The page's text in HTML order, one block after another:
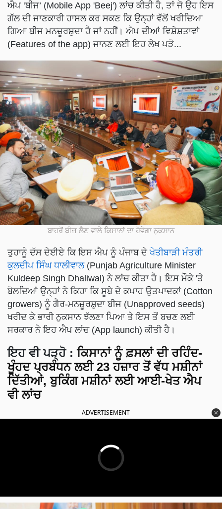
ਐਪ ‘ਬੀਜ’ (Mobile App 'Beej') ਲਾਂਚ ਕੀਤੀ ਹੈ, ਤਾਂ ਜੋ ਉਹ ਇਸ
ਗੱਲ ਦੀ ਜਾਣਕਾਰੀ ਹਾਸਲ ਕਰ ਸਕਣ ਕਿ ਉਨ੍ਹਾਂ ਵੱਲੋਂ ਖਰੀਦਿਆ
ਗਿਆ ਬੀਜ ਮਨਜ਼ੂਰਸ਼ੁਦਾ ਹੈ ਜਾਂ ਨਹੀਂ। ਐਪ ਦੀਆਂ ਵਿਸ਼ੇਸ਼ਤਾਵਾਂ
(Features of the app) ਜਾਨਣ ਲਈ ਇਹ ਲੇਖ ਪੜੋ...
ਬਾਹਰੋਂ ਬੀਜ ਲੈਣ ਵਾਲੇ ਕਿਸਾਨਾਂ ਦਾ ਹੋਵੇਗਾ ਨੁਕਸਾਨ
ਤੁਹਾਨੂੰ ਦੱਸ ਦੇਈਏ ਕਿ ਇਸ ਐਪ ਨੂੰ ਪੰਜਾਬ ਦੇਖੇਤੀਬਾੜੀ ਮੰਤਰੀ
ਕੁਲਦੀਪ ਸਿੰਘ ਧਾਲੀਵਾਲ(Punjab Agriculture Minister
Kuldeep Singh Dhaliwal) ਨੇ ਲਾਂਚ ਕੀਤਾ ਹੈ। ਇਸ ਮੌਕੇ 'ਤੇ
ਬੋਲਦਿਆਂ ਉਨ੍ਹਾਂ ਨੇ ਕਿਹਾ ਕਿ ਸੂਬੇ ਦੇ ਕਪਾਹ ਉਤਪਾਦਕਾਂ (Cotton
growers) ਨੂੰ ਗੈਰ-ਮਨਜ਼ੂਰਸ਼ੁਦਾ ਬੀਜ (Unapproved seeds)
ਖਰੀਦ ਕੇ ਭਾਰੀ ਨੁਕਸਾਨ ਝੱਲਣਾ ਪਿਆ ਤੇ ਇਸ ਤੋਂ ਬਚਣ ਲਈ
ਸਰਕਾਰ ਨੇ ਇਹ ਐਪ ਲਾਂਚ (App launch) ਕੀਤੀ ਹੈ।
ਇਹ ਵੀ ਪੜ੍ਹੋ :ਕਿਸਾਨਾਂ ਨੂੰ ਫ਼ਸਲਾਂ ਦੀ ਰਹਿੰਦ-
ਖੂੰਹਦ ਪ੍ਰਬੰਧਨ ਲਈ 23 ਹਜ਼ਾਰ ਤੋਂ ਵੱਧ ਮਸ਼ੀਨਾਂ
ਦਿੱਤੀਆਂ, ਬੁਕਿੰਗ ਮਸ਼ੀਨਾਂ ਲਈ ਆਈ-ਖੇਤ ਐਪ
ਵੀ ਲਾਂਚ
ADVERTISEMENT